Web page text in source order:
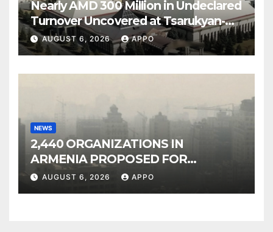
Nearly AMD 300 Million in Undeclared
Turnover Uncovered at Tsarukyan-
Owned Entertainment Center
AUGUST 6, 2026 APPO
NEWS
2,440 ORGANIZATIONS IN
ARMENIA PROPOSED FOR
INCLUSION IN LIST OF AIR
AUGUST 6, 2026 APPO